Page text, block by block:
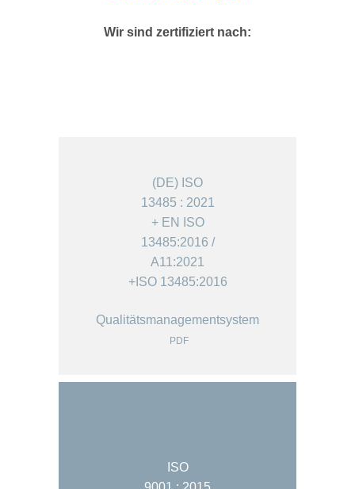
Wir sind zertifiziert nach:
(DE) ISO
13485 : 2021
+ EN ISO
13485:2016 /
A11:2021
+ISO 13485:2016
Qualitätsmanagementsystem
PDF
ISO